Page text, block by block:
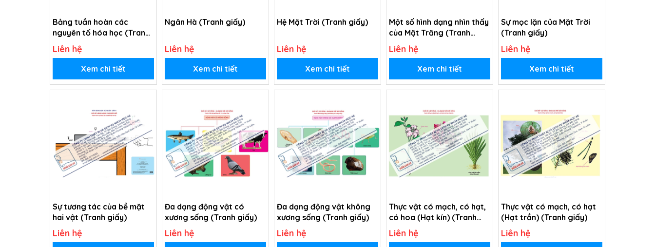
Bảng tuần hoàn các
nguyên tố hóa học (Tranh
giấy)
Liên hệ
Xem chi tiết
Ngân Hà (Tranh giấy)
Liên hệ
Xem chi tiết
Hệ Mặt Trời (Tranh giấy)
Liên hệ
Xem chi tiết
Một số hình dạng nhìn thấy
của Mặt Trăng (Tranh
giấy)
Liên hệ
Xem chi tiết
Sự mọc lặn của Mặt Trời
(Tranh giấy)
Liên hệ
Xem chi tiết
Sự tương tác của bề mặt
hai vật (Tranh giấy)
Liên hệ
Đa dạng động vật có
xương sống (Tranh giấy)
Liên hệ
Đa dạng động vật không
xương sống (Tranh giấy)
Liên hệ
Thực vật có mạch, có hạt,
có hoa (Hạt kín) (Tranh
giấy)
Liên hệ
Thực vật có mạch, có hạt
(Hạt trần) (Tranh giấy)
Liên hệ